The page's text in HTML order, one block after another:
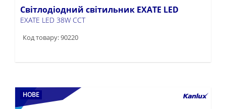
Світлодіодний світильник EXATE LED
EXATE LED 38W CCT
Код товару: 90220
НОВЕ